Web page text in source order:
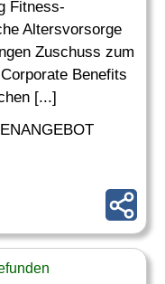
Fitness-
Altersvorsorge
Zuschuss zum
Benefits
[...]